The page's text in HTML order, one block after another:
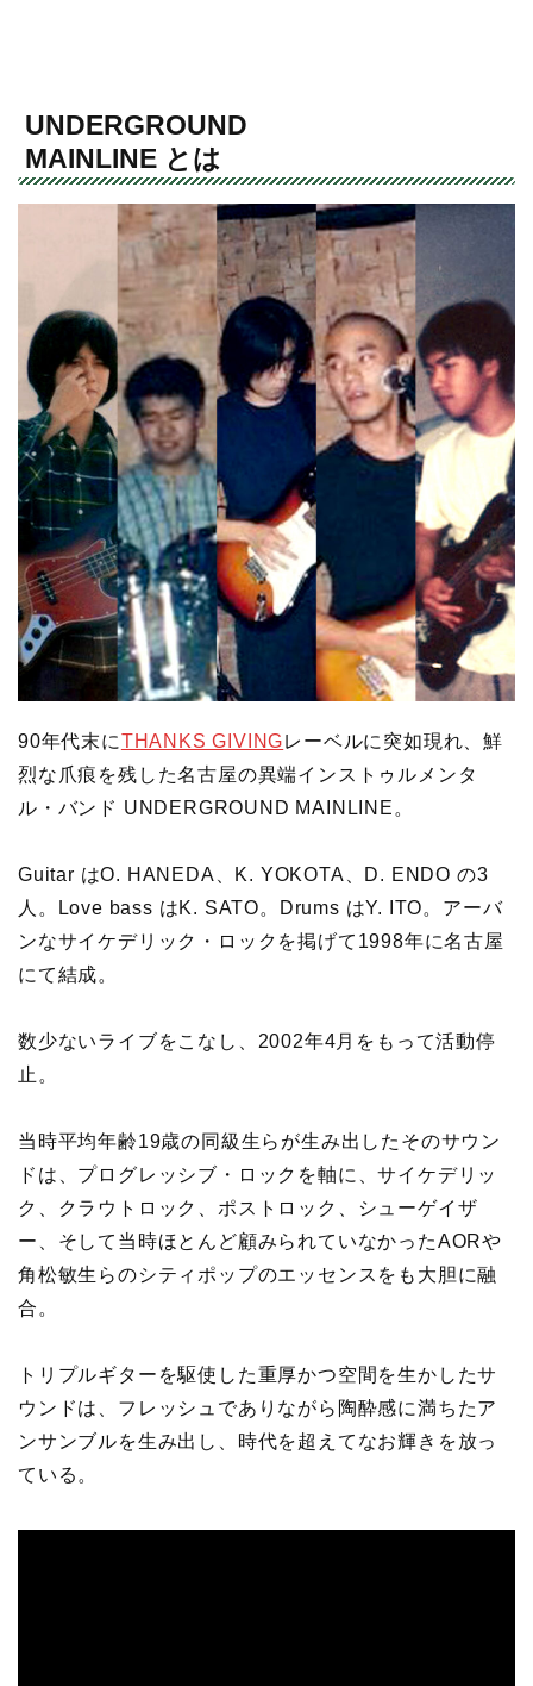
UNDERGROUND
MAINLINE とは
90年代末にTHANKS GIVINGレーベルに突如現れ、鮮
烈な爪痕を残した名古屋の異端インストゥルメンタ
ル・バンド UNDERGROUND MAINLINE。
Guitar はO. HANEDA、K. YOKOTA、D. ENDO の3
人。Love bass はK. SATO。Drums はY. ITO。アーバ
ンなサイケデリック・ロックを掲げて1998年に名古屋
にて結成。
数少ないライブをこなし、2002年4月をもって活動停
止。
当時平均年齢19歳の同級生らが生み出したそのサウン
ドは、プログレッシブ・ロックを軸に、サイケデリッ
ク、クラウトロック、ポストロック、シューゲイザ
ー、そして当時ほとんど顧みられていなかったAORや
角松敏生らのシティポップのエッセンスをも大胆に融
合。
トリプルギターを駆使した重厚かつ空間を生かしたサ
ウンドは、フレッシュでありながら陶酔感に満ちたア
ンサンブルを生み出し、時代を超えてなお輝きを放っ
ている。